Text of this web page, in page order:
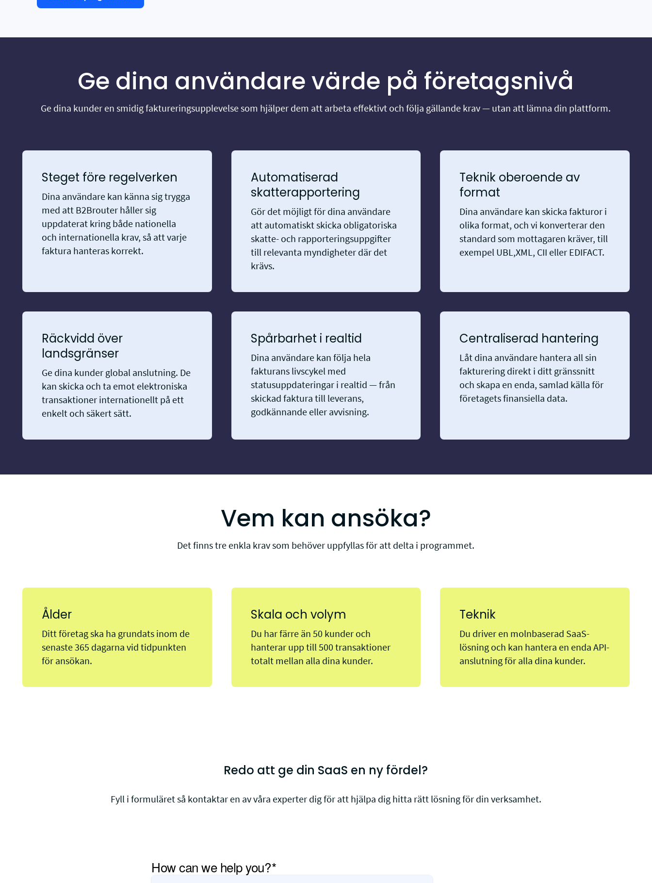
Ge dina användare värde på företagsnivå
Ge dina kunder en smidig faktureringsupplevelse som hjälper dem att arbeta effektivt och följa gällande krav — utan att lämna din plattform.
Steget före regelverken
Dina användare kan känna sig trygga
med att B2Brouter håller sig
uppdaterat kring både nationella
och internationella krav, så att varje
faktura hanteras korrekt.
Automatiserad
skatterapportering
Gör det möjligt för dina användare
att automatiskt skicka obligatoriska
skatte- och rapporteringsuppgifter
till relevanta myndigheter där det
krävs.
Teknik oberoende av
format
Dina användare kan skicka fakturor i
olika format, och vi konverterar den
standard som mottagaren kräver, till
exempel UBL,XML, CII eller EDIFACT.
Räckvidd över
landsgränser
Ge dina kunder global anslutning. De
kan skicka och ta emot elektroniska
transaktioner internationellt på ett
enkelt och säkert sätt.
Spårbarhet i realtid
Dina användare kan följa hela
fakturans livscykel med
statusuppdateringar i realtid — från
skickad faktura till leverans,
godkännande eller avvisning.
Centraliserad hantering
Låt dina användare hantera all sin
fakturering direkt i ditt gränssnitt
och skapa en enda, samlad källa för
företagets finansiella data.
Vem kan ansöka?
Det finns tre enkla krav som behöver uppfyllas för att delta i programmet.
Ålder
Ditt företag ska ha grundats inom de
senaste 365 dagarna vid tidpunkten
för ansökan.
Skala och volym
Du har färre än 50 kunder och
hanterar upp till 500 transaktioner
totalt mellan alla dina kunder.
Teknik
Du driver en molnbaserad SaaS-
lösning och kan hantera en enda API-
anslutning för alla dina kunder.
Redo att ge din SaaS en ny fördel?
Fyll i formuläret så kontaktar en av våra experter dig för att hjälpa dig hitta rätt lösning för din verksamhet.